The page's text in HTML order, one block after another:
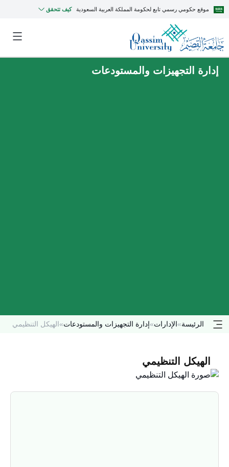
موقع حكومي رسمي تابع لحكومة المملكة العربية السعودية كيف تتحقق
إدارة التجهيزات والمستودعات
الرئيسة»الإدارات»إدارة التجهيزات والمستودعات» الهيكل التنظيمي
الهيكل التنظيمي